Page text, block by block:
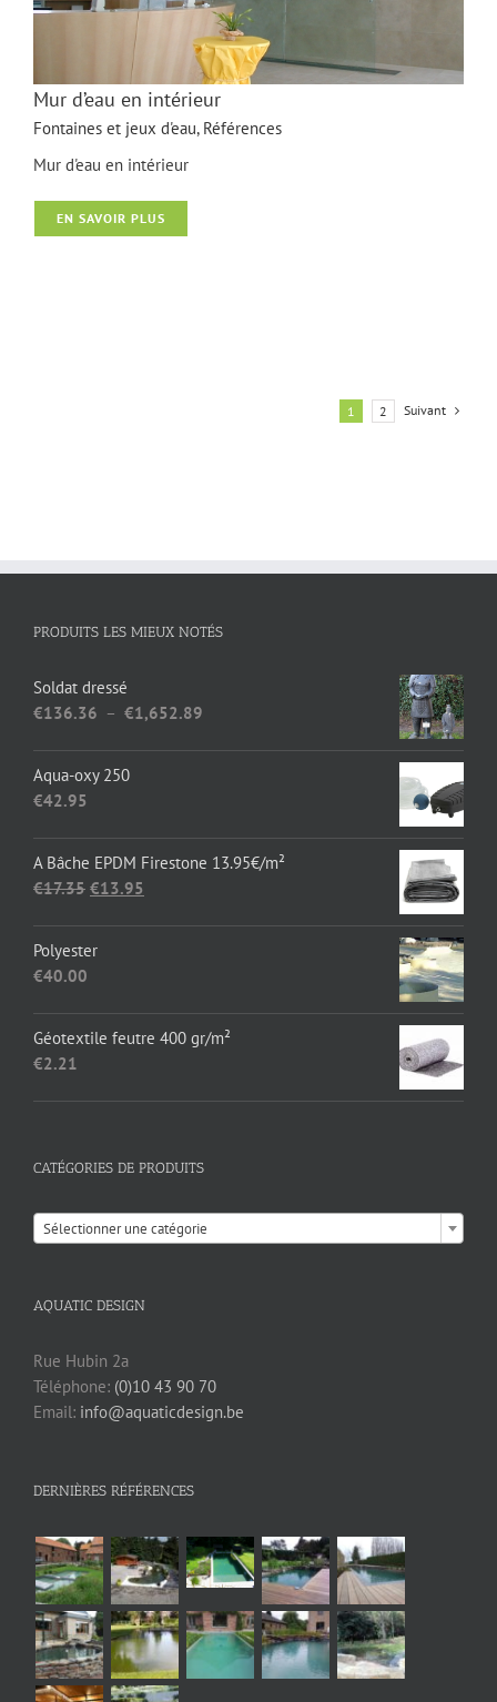
Mur d’eau en intérieur
Mur d’eau en intérieur
Fontaines et jeux d'eau, Références
Mur d'eau en intérieur
EN SAVOIR PLUS
1 2 Suivant
PRODUITS LES MIEUX NOTÉS
Soldat dressé
€136.36 – €1,652.89
€1,652.89
Aqua-oxy 250
€42.95
A Bâche EPDM Firestone 13.95€/m²
€17.35 Le
€13.95
Polyester
€40.00
Géotextile feutre 400 gr/m²
€2.21
CATÉGORIES DE PRODUITS
Sélectionner une catégorie
AQUATIC DESIGN
Rue Hubin 2a
Téléphone: (0)10 43 90 70
Email: info@aquaticdesign.be
DERNIÈRES RÉFÉRENCES